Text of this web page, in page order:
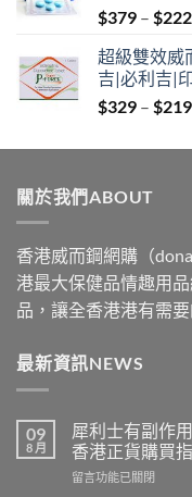
$379 – $
超級雙效威
吉|必利吉|
$329 – $
關於我們ABOUT
香港威而鋼網購（
港最大保健品情趣用
品，讓全香港港有需
最新資訊NEWS
09
8 月
犀利士有副作
香港正貨購買
在
留言功能已關閉